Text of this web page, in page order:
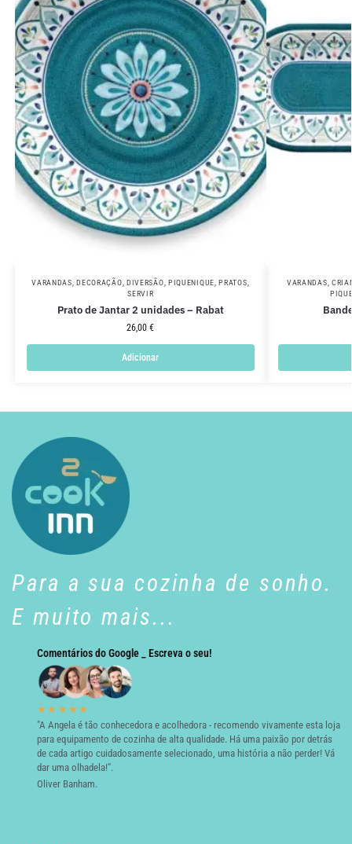
VARANDAS,DECORAÇÃO, DIVERSÃO, PIQUENIQUE,PRATOS,
SERVIR
Prato de Jantar 2 unidades – Rabat
26,00€
Adicionar
VARANDAS,
Para a sua cozinha de sonho.
E muito mais...
Comentários do Google _ Escreva o seu!
★★★★★
"A Angela é tão conhecedora e acolhedora - recomendo vivamente esta loja
para equipamento de cozinha de alta qualidade. Há uma paixão por detrás
de cada artigo cuidadosamente selecionado, uma história a não perder! Vá
dar uma olhadela!".
Oliver Banham.